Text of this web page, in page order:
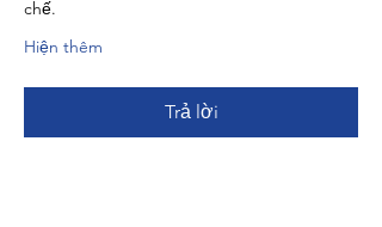
chế.
Hiện thêm
Trả lời